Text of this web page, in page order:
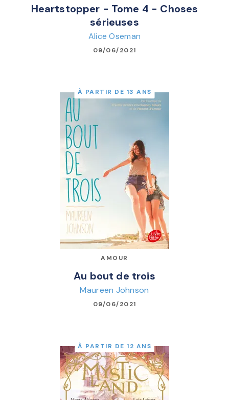
Heartstopper - Tome 4 - Choses
sérieuses
Alice Oseman
09/06/2021
À PARTIR DE 13 ANS
AMOUR
Au bout de trois
Maureen Johnson
09/06/2021
À PARTIR DE 12 ANS